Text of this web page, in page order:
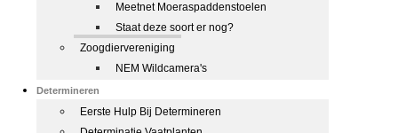
Meetnet Moeraspaddenstoelen
Staat deze soort er nog?
Zoogdiervereniging
NEM Wildcamera's
Determineren
Eerste Hulp Bij Determineren